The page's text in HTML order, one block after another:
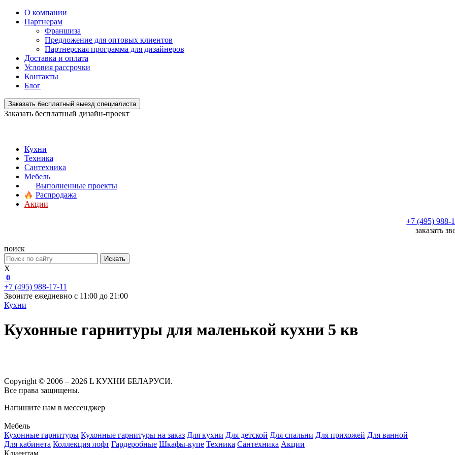
О компании
Партнерам
Франшиза
Предложение для оптовых клиентов
Партнерская программа для дизайнеров
Доставка и оплата
Условия рассрочки
Контакты
Блог
Заказать бесплатный выезд специалиста
Заказать бесплатный дизайн-проект
Кухни
Техника
Сантехника
Мебель
Выполненные проекты
Распродажа
Акции
+7 (495) 988-
заказать
поиск
Искать
X
0
+7 (495) 988-17-11
Звоните ежедневно с 11:00 до 21:00
Кухни
Кухонные гарнитуры для маленькой кухни 5 кв
Copyright © 2006 – 2026 L КУХНИ БЕЛАРУСИ.
Все права защищены.
Напишите нам в мессенджер
Мебель
Кухонные гарнитуры Кухонные гарнитуры на заказ Для кухни Для детской Для спальни Для прихожей Для ванной
Для кабинета Коллекция лофт Гардеробные Шкафы-купе Техника Сантехника Акции
Клиентам